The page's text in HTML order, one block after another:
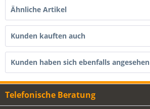
Ähnliche Artikel
Kunden kauften auch
Kunden haben sich ebenfalls angesehen
Telefonische Beratung